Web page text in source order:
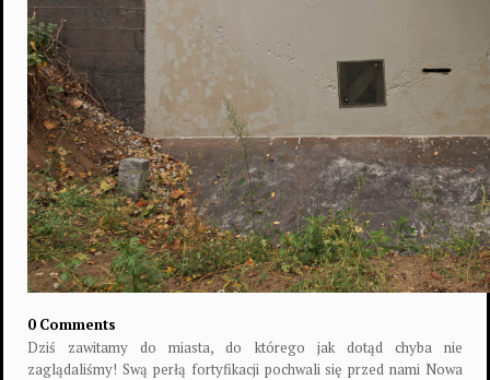
0 Comments
Dziś zawitamy do miasta, do którego jak dotąd chyba nie
zaglądaliśmy! Swą perłą fortyfikacji pochwali się przed nami Nowa